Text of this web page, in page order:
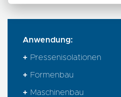
Anwendung:
+ Pressenisolationen
+ Formenbau
+ Maschinenbau